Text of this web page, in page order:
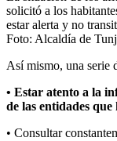
solicitó a los
estar alerta y no
Foto: Alcaldía de
Así mismo, una serie
• Estar atento a la
de las entidades
• Consultar